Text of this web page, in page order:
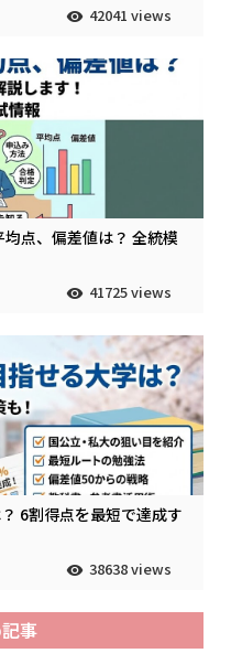
42041 views
均点、偏差値は？ 全統模
41725 views
6割得点を最短で達成す
38638 views
事